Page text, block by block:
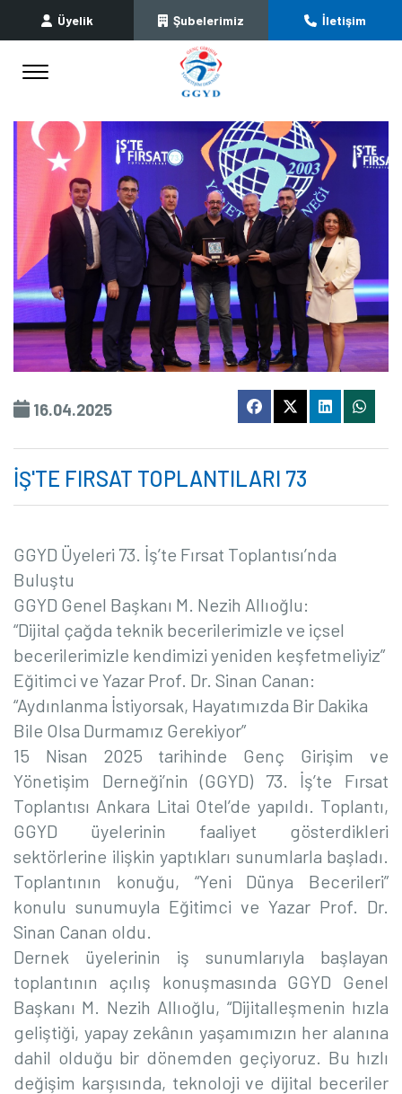
Üyelik Şubelerimiz İletişim
16.04.2025
İŞ'TE FIRSAT TOPLANTILARI 73
GGYD Üyeleri 73. İş’te Fırsat Toplantısı’nda
Buluştu
GGYD Genel Başkanı M. Nezih Allıoğlu:
“Dijital çağda teknik becerilerimizle ve içsel
becerilerimizle kendimizi yeniden keşfetmeliyiz”
Eğitimci ve Yazar Prof. Dr. Sinan Canan:
“Aydınlanma İstiyorsak, Hayatımızda Bir Dakika
Bile Olsa Durmamız Gerekiyor”
15 Nisan 2025 tarihinde Genç Girişim ve
Yönetişim Derneği’nin (GGYD) 73. İş’te Fırsat
Toplantısı Ankara Litai Otel’de yapıldı. Toplantı,
GGYD üyelerinin faaliyet gösterdikleri
sektörlerine ilişkin yaptıkları sunumlarla başladı.
Toplantının konuğu, “Yeni Dünya Becerileri”
konulu sunumuyla Eğitimci ve Yazar Prof. Dr.
Sinan Canan oldu.
Dernek üyelerinin iş sunumlarıyla başlayan
toplantının açılış konuşmasında GGYD Genel
Başkanı M. Nezih Allıoğlu, “Dijitalleşmenin hızla
geliştiği, yapay zekânın yaşamımızın her alanına
dahil olduğu bir dönemden geçiyoruz. Bu hızlı
değişim karşısında, teknoloji ve dijital beceriler